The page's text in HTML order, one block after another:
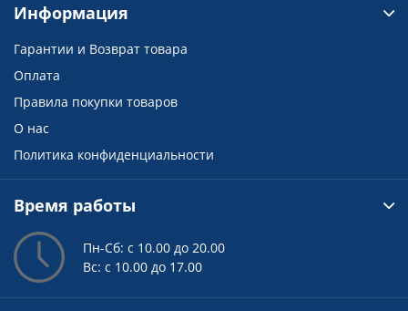
Информация
Гарантии и Возврат товара
Оплата
Правила покупки товаров
О нас
Политика конфиденциальности
Время работы
Пн-Сб: с 10.00 до 20.00
Вс: с 10.00 до 17.00